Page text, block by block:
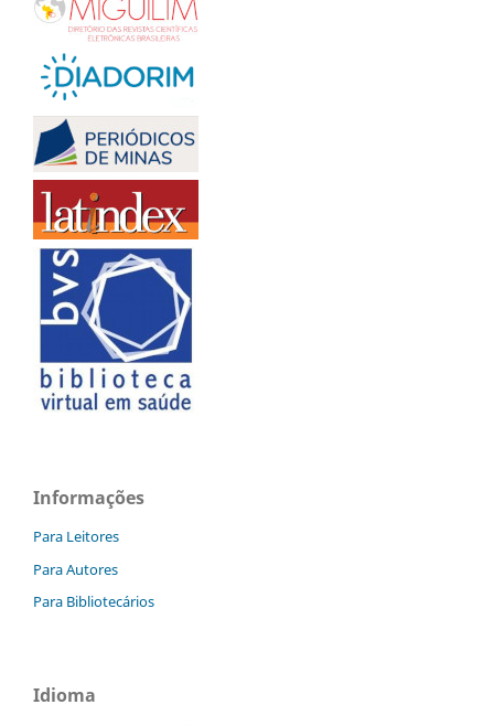
Informações
Para Leitores
Para Autores
Para Bibliotecários
Idioma